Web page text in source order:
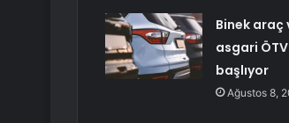
Binek
asgari
başlıyor
Ağustos 8,